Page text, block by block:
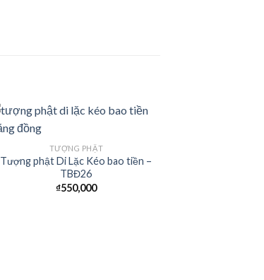
Add to
TƯỢNG PHẬT
Tượng phật Di Lặc Kéo bao tiền –
TBĐ26
₫550,000